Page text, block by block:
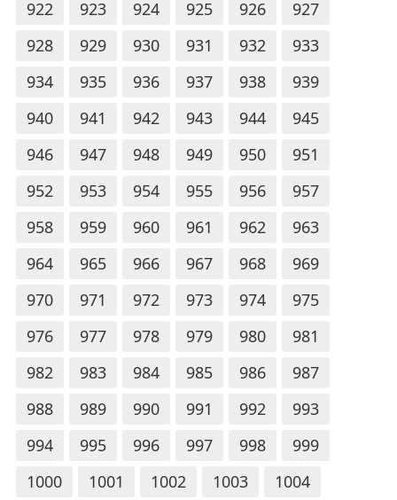
922
923 924 925 926
927
928
929 930 931 932
933
934
935 936 937 938
939
940
941 942 943 944
945
946
947 948 949 950
951
952
953 954 955 956
957
958
959 960 961 962
963
964
965 966 967 968
969
970
971 972 973 974
975
976
977 978 979 980
981
982
983 984 985 986
987
988
989 990 991 992
993
994
995 996 997 998
999
1000
1001 1002 1003 1004